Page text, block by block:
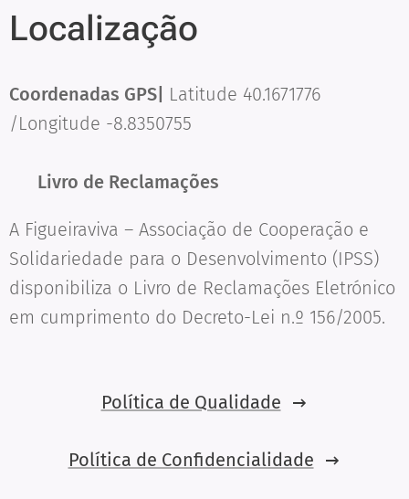
Localização
Coordenadas GPS| Latitude 40.1671776
/Longitude -8.8350755
Livro de Reclamações
A Figueiraviva – Associação de Cooperação e
Solidariedade para o Desenvolvimento (IPSS)
disponibiliza o Livro de Reclamações Eletrónico
em cumprimento do Decreto-Lei n.º 156/2005.
Política de Qualidade
Política de Confidencialidade